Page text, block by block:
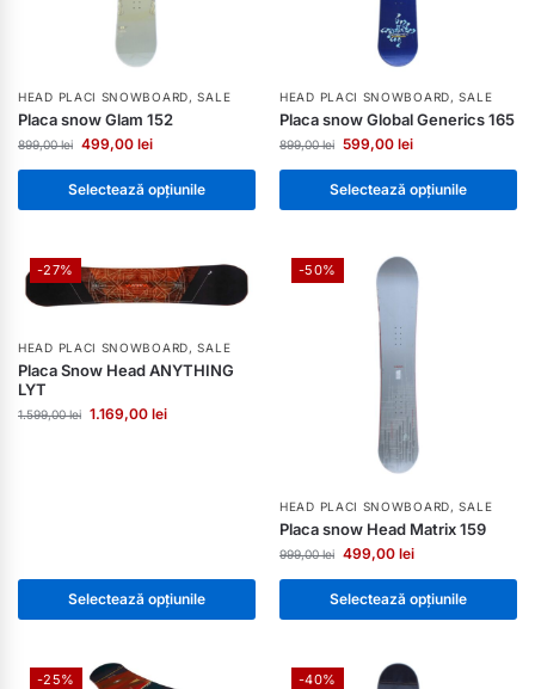
HEAD PLACI SNOWBOARD,SALE
Placa snow Glam 152
899,00lei 499,00 lei
Selectează opțiunile
HEAD PLACI SNOWBOARD,SALE
Placa snow Global Generics 165
899,00lei 599,00 lei
Selectează opțiunile
-27%
HEAD PLACI SNOWBOARD,SALE
Placa Snow Head ANYTHING
LYT
1.599,00lei 1.169,00 lei
Selectează opțiunile
-50%
HEAD PLACI SNOWBOARD,SALE
Placa snow Head Matrix 159
999,00lei 499,00 lei
Selectează opțiunile
-25% -40%